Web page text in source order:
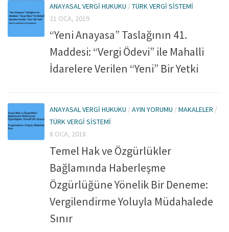
ANAYASAL VERGI HUKUKU /TÜRK VERGI SISTEMI
21 OCA, 2019
“Yeni Anayasa” Taslağının 41.
Maddesi: “Vergi Ödevi” ile Mahalli
İdarelere Verilen “Yeni” Bir Yetki
ANAYASAL VERGI HUKUKU /AYIN YORUMU /MAKALELER /
TÜRK VERGI SISTEMI
8 OCA, 2018
Temel Hak ve Özgürlükler
Bağlamında Haberleşme
Özgürlüğüne Yönelik Bir Deneme:
Vergilendirme Yoluyla Müdahalede
Sınır